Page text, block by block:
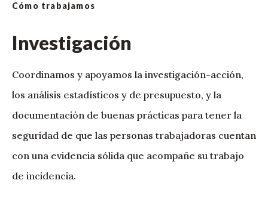
Cómo trabajamos
Investigación
Coordinamos y apoyamos la investigación-acción,
los análisis estadísticos y de presupuesto, y la
documentación de buenas prácticas para tener la
seguridad de que las personas trabajadoras cuentan
con una evidencia sólida que acompañe su trabajo
de incidencia.